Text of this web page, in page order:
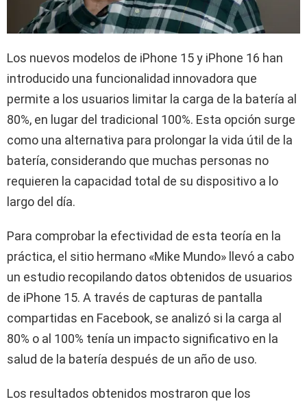
Los nuevos modelos de iPhone 15 y iPhone 16 han
introducido una funcionalidad innovadora que
permite a los usuarios limitar la carga de la batería al
80%, en lugar del tradicional 100%. Esta opción surge
como una alternativa para prolongar la vida útil de la
batería, considerando que muchas personas no
requieren la capacidad total de su dispositivo a lo
largo del día.
Para comprobar la efectividad de esta teoría en la
práctica, el sitio hermano «Mike Mundo» llevó a cabo
un estudio recopilando datos obtenidos de usuarios
de iPhone 15. A través de capturas de pantalla
compartidas en Facebook, se analizó si la carga al
80% o al 100% tenía un impacto significativo en la
salud de la batería después de un año de uso.
Los resultados obtenidos mostraron que los